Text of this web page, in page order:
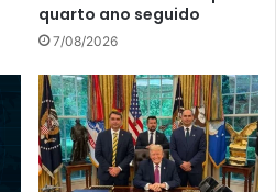
quarto ano seguido
7/08/2026